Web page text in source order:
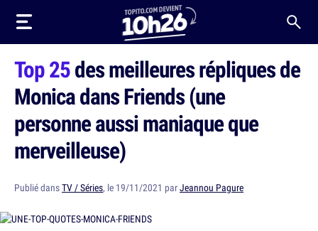
Top 25des meilleures répliques de
Monica dans Friends (une
personne aussi maniaque que
merveilleuse)
Publié dansTV / Séries, le 19/11/2021 parJeannou Pagure